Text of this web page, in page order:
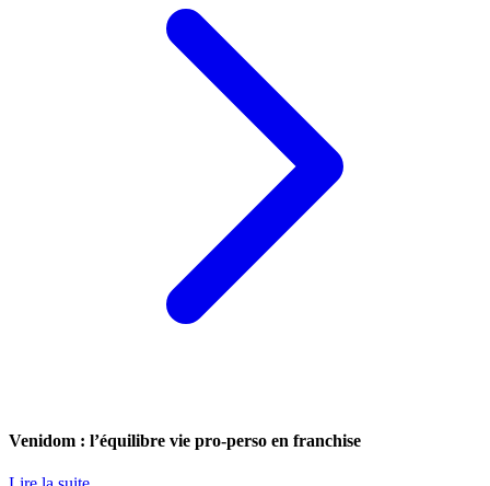
Venidom : l’équilibre vie pro-perso en franchise